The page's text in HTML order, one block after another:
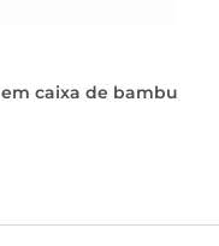
caixa de bambu